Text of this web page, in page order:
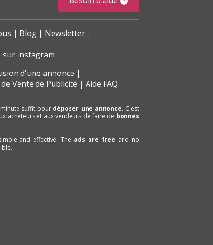
Blog
Newsletter
sur Instagram
d'une annonce
Vente de Publicité Aide FAQ
suffit pour déposer une annonce. C'est
acheteurs et aux vendeurs de faire de bonnes
and effective. The ads are free and no